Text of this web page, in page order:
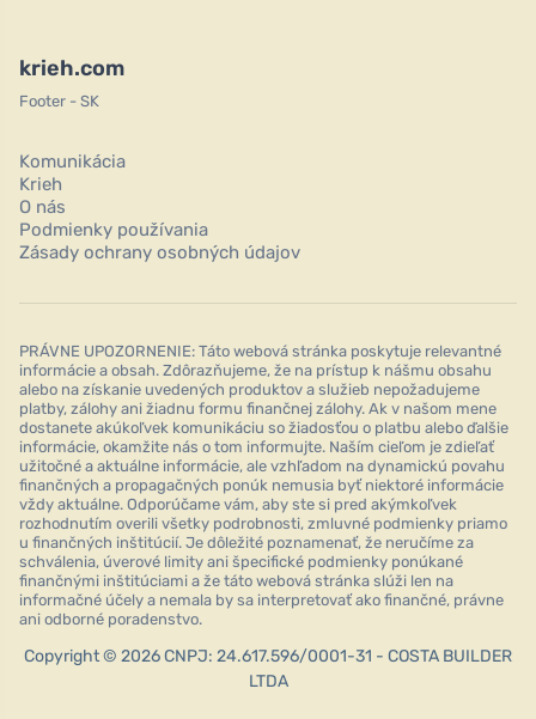
krieh.com
Footer - SK
Komunikácia
Krieh
O nás
Podmienky používania
Zásady ochrany osobných údajov
PRÁVNE UPOZORNENIE: Táto webová stránka poskytuje relevantné
informácie a obsah. Zdôrazňujeme, že na prístup k nášmu obsahu
alebo na získanie uvedených produktov a služieb nepožadujeme
platby, zálohy ani žiadnu formu finančnej zálohy. Ak v našom mene
dostanete akúkoľvek komunikáciu so žiadosťou o platbu alebo ďalšie
informácie, okamžite nás o tom informujte. Naším cieľom je zdieľať
užitočné a aktuálne informácie, ale vzhľadom na dynamickú povahu
finančných a propagačných ponúk nemusia byť niektoré informácie
vždy aktuálne. Odporúčame vám, aby ste si pred akýmkoľvek
rozhodnutím overili všetky podrobnosti, zmluvné podmienky priamo
u finančných inštitúcií. Je dôležité poznamenať, že neručíme za
schválenia, úverové limity ani špecifické podmienky ponúkané
finančnými inštitúciami a že táto webová stránka slúži len na
informačné účely a nemala by sa interpretovať ako finančné, právne
ani odborné poradenstvo.
Copyright © 2026 CNPJ: 24.617.596/0001-31 - COSTA BUILDER
LTDA